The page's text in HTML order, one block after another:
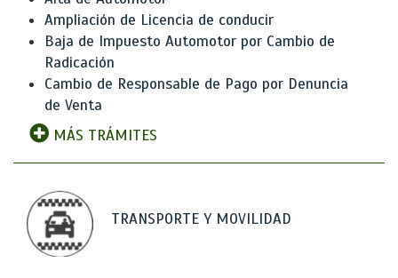
Ampliación de Licencia de conducir
Baja de Impuesto Automotor por Cambio de
Radicación
Cambio de Responsable de Pago por Denuncia
de Venta
MÁS TRÁMITES
TRANSPORTE Y MOVILIDAD